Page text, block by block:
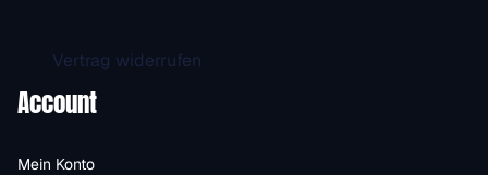
Vertrag widerrufen
Account
Mein Konto